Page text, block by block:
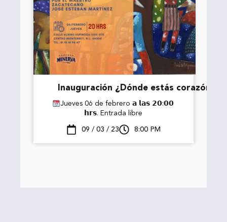
Inauguración ¿Dónde estás corazón?
Jueves 06 de febrero 𝗮 𝗹𝗮𝘀 𝟮𝟬:𝟬𝟬
𝗵𝗿𝘀. Entrada libre
09 / 03 / 23 8:00 PM